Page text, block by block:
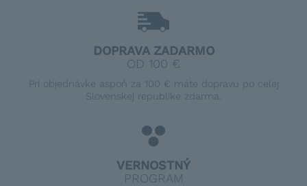
DOPRAVA ZADARMO
OD 100 €
Pri objednávke aspoň za 100 € máte dopravu po celej
Slovenskej republike zdarma.
VERNOSTNÝ
PROGRAM